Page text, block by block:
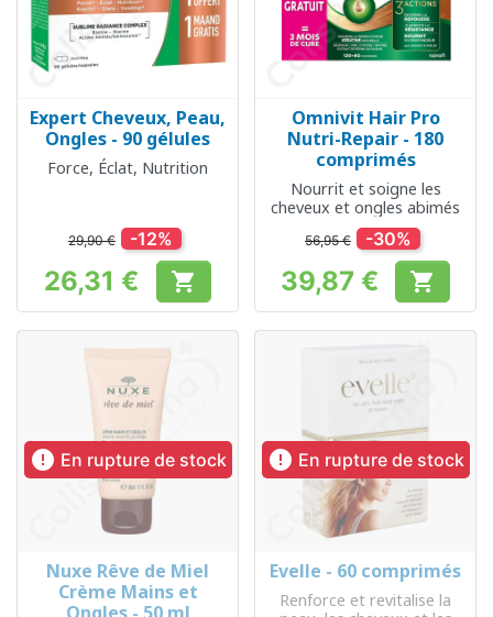
Expert Cheveux, Peau,
Ongles - 90 gélules
Force, Éclat, Nutrition
29,90 € -12%
Prix
26,31 € 
Omnivit Hair Pro
Nutri-Repair - 180
comprimés
Nourrit et soigne les
cheveux et ongles abimés
56,95 € -30%
Prix
39,87 € 
 En rupture de stock
Nuxe Rêve de Miel
Crème Mains et
 En rupture de stock
Evelle - 60 comprimés
Renforce et revitalise la